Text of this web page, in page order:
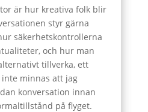
är hur kreativa folk blir
styr gärna
säkerhetskontrollerna
och hur man
tillverka, ett
inte minnas att jag
konversation innan
på flyget.